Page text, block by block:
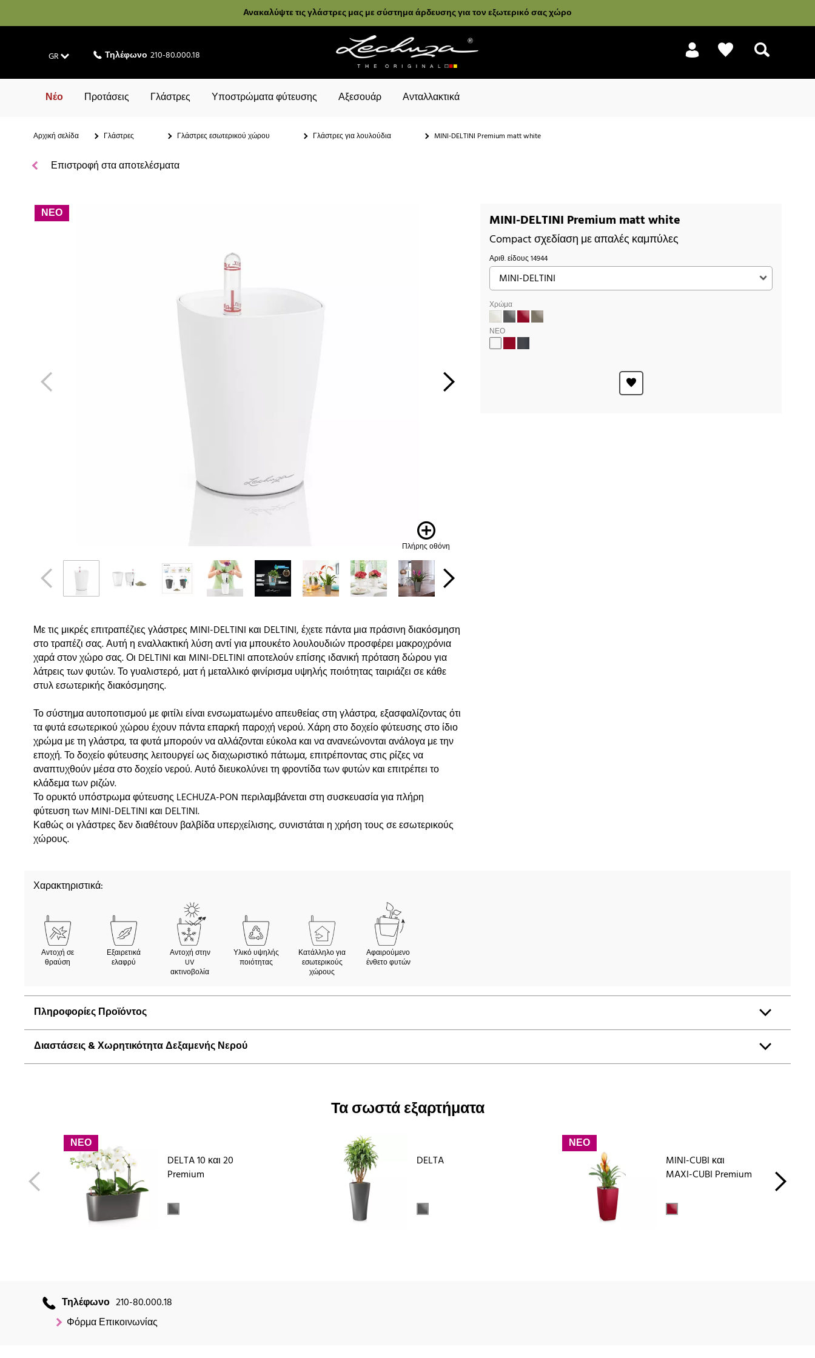
Ανακαλύψτε τις γλάστρες μας με σύστημα άρδευσης για τον εξωτερικό σας χώρο
GR Τηλέφωνο 210-80.000.18
Νέο Προτάσεις Γλάστρες Υποστρώματα φύτευσης Αξεσουάρ Ανταλλακτικά
Αρχική σελίδα Γλάστρες Γλάστρες εσωτερικού χώρου Γλάστρες για λουλούδια MINI-DELTINI Premium matt white
Επιστροφή στα αποτελέσματα
ΝΕΟ
Πλήρης οθόνη
MINI-DELTINI Premium matt white
Compact σχεδίαση με απαλές καμπύλες
Αριθ. είδους14944
Χρώμα
ΝΕΟ
Με τις μικρές επιτραπέζιες γλάστρες MINI-DELTINI και DELTINI, έχετε πάντα μια πράσινη διακόσμηση
στο τραπέζι σας. Αυτή η εναλλακτική λύση αντί για μπουκέτο λουλουδιών προσφέρει μακροχρόνια
χαρά στον χώρο σας. Οι DELTINI και MINI-DELTINI αποτελούν επίσης ιδανική πρόταση δώρου για
λάτρεις των φυτών. Το γυαλιστερό, ματ ή μεταλλικό φινίρισμα υψηλής ποιότητας ταιριάζει σε κάθε
στυλ εσωτερικής διακόσμησης.
Το σύστημα αυτοποτισμού με φιτίλι είναι ενσωματωμένο απευθείας στη γλάστρα, εξασφαλίζοντας ότι
τα φυτά εσωτερικού χώρου έχουν πάντα επαρκή παροχή νερού. Χάρη στο δοχείο φύτευσης στο ίδιο
χρώμα με τη γλάστρα, τα φυτά μπορούν να αλλάζονται εύκολα και να ανανεώνονται ανάλογα με την
εποχή. Το δοχείο φύτευσης λειτουργεί ως διαχωριστικό πάτωμα, επιτρέποντας στις ρίζες να
αναπτυχθούν μέσα στο δοχείο νερού. Αυτό διευκολύνει τη φροντίδα των φυτών και επιτρέπει το
κλάδεμα των ριζών.
Το ορυκτό υπόστρωμα φύτευσης LECHUZA-PON περιλαμβάνεται στη συσκευασία για πλήρη
φύτευση των MINI-DELTINI και DELTINI.
Καθώς οι γλάστρες δεν διαθέτουν βαλβίδα υπερχείλισης, συνιστάται η χρήση τους σε εσωτερικούς
χώρους.
Χαρακτηριστικά:
Αντοχή σε
θραύση
Εξαιρετικά
ελαφρύ
Αντοχή στην
UV
ακτινοβολία
Υλικό υψηλής
ποιότητας
Κατάλληλο για
εσωτερικούς
χώρους
Αφαιρούμενο
ένθετο φυτών
Πληροφορίες Προϊόντος
Διαστάσεις & Χωρητικότητα Δεξαμενής Νερού
Τα σωστά εξαρτήματα
ΝΕΟ
DELTA 10 και 20
Premium
DELTA
ΝΕΟ
MINI-CUBI και
MAXI-CUBI Premium
Τηλέφωνο 210-80.000.18
Φόρμα Επικοινωνίας